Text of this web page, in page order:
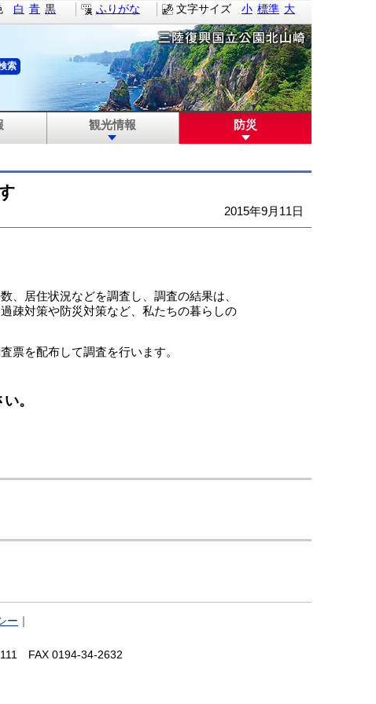
文字サイズ 小 標準 大
白 青 黒 ふりがな
観光情報 防災
2015年9月11日
居住状況などを調査し、調査の結果は、
疎対策や防災対策など、私たちの暮らしの
票を配布して調査を行います。
。
ー
FAX 0194-34-2632